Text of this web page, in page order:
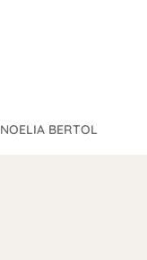
NOELIA BERTOL